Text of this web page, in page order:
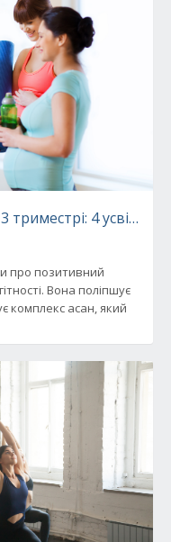
триместрі: 4
про позитивний
Вона поліпшує
комплекс асан, який